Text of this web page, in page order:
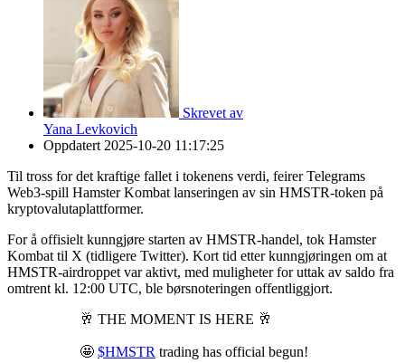
Skrevet av
Yana Levkovich
Oppdatert 2025-10-20 11:17:25
Til tross for det kraftige fallet i tokenens verdi, feirer Telegrams
Web3-spill Hamster Kombat lanseringen av sin HMSTR-token på
kryptovalutaplattformer.
For å offisielt kunngjøre starten av HMSTR-handel, tok Hamster
Kombat til X (tidligere Twitter). Kort tid etter kunngjøringen om at
HMSTR-airdroppet var aktivt, med muligheter for uttak av saldo fra
omtrent kl. 12:00 UTC, ble børsnoteringen offentliggjort.
🥂 THE MOMENT IS HERE 🥂
🤩 $HMSTR trading has official begun!